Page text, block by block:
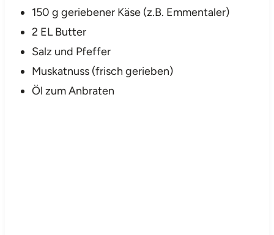
150 g geriebener Käse (z.B. Emmentaler)
2 EL Butter
Salz und Pfeffer
Muskatnuss (frisch gerieben)
Öl zum Anbraten